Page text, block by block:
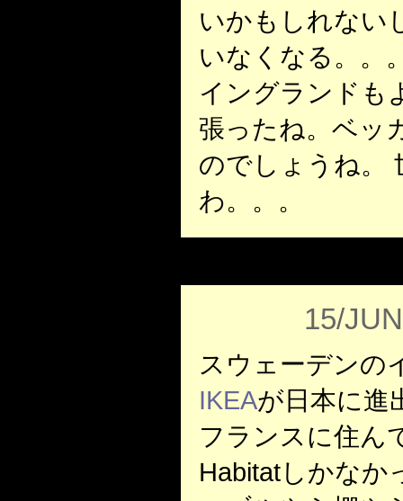
いかもしれない
いなくなる。。
イングランドも
張ったね。ベッ
のでしょうね。
わ。。。
15/
スウェーデンの
IKEAが日本に進
フランスに住ん
Habitatしかなか